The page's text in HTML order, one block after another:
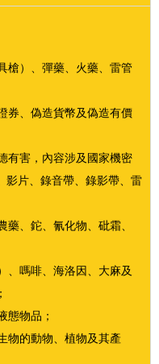
槍）、彈藥、火藥、雷管
券、偽造貨幣及偽造有價
有害，內容涉及國家機密
影片、錄音帶、錄影帶、雷
、鉈、氰化物、砒霜、
、嗎啡、海洛因、大麻及
態物品；
物的動物、植物及其產